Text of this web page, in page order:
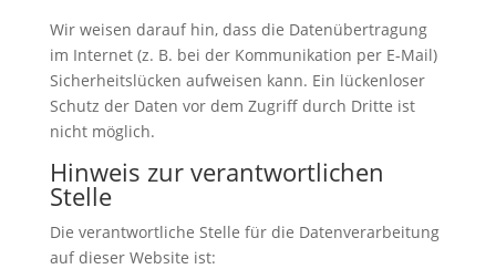
Wir weisen darauf hin, dass die Datenübertragung
im Internet (z. B. bei der Kommunikation per E-Mail)
Sicherheitslücken aufweisen kann. Ein lückenloser
Schutz der Daten vor dem Zugriff durch Dritte ist
nicht möglich.
Hinweis zur verantwortlichen
Stelle
Die verantwortliche Stelle für die Datenverarbeitung
auf dieser Website ist: